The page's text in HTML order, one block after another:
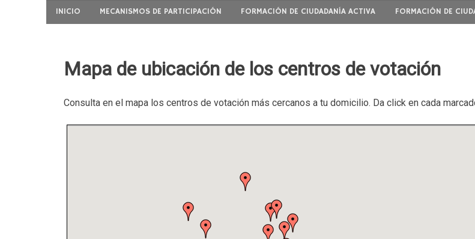
INICIO MECANISMOS DE PARTICIPACIÓN FORMACIÓN DE CIUDADANÍA ACTIVA FORMACIÓN DE
Mapa de ubicación de los centros de votación
Consulta en el mapa los centros de votación más cercanos a tu domicilio. Da click en cada